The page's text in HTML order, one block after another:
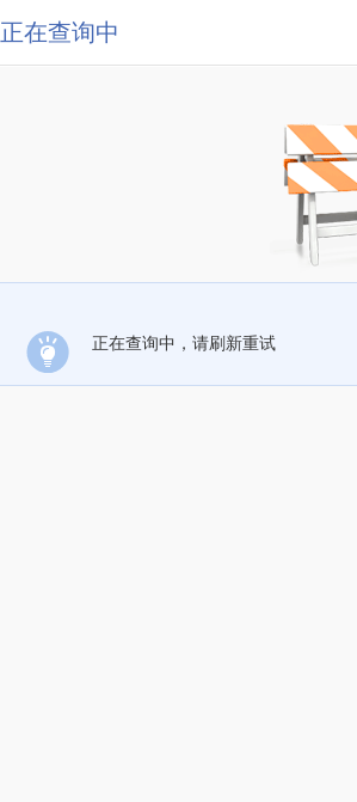
正在查询中
正在查询中，请刷新重试